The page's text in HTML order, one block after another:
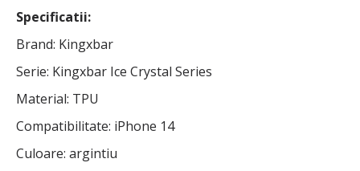
Specificatii:
Brand: Kingxbar
Serie: Kingxbar Ice Crystal Series
Material: TPU
Compatibilitate: iPhone 14
Culoare: argintiu